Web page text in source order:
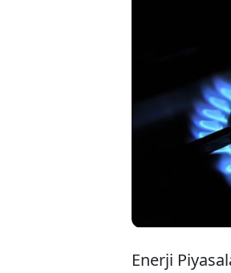
Enerji